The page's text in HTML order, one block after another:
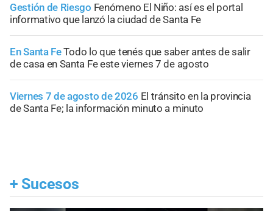
Gestión de Riesgo Fenómeno El Niño: así es el portal
informativo que lanzó la ciudad de Santa Fe
En Santa FeTodo lo que tenés que saber antes de salir
de casa en Santa Fe este viernes 7 de agosto
Viernes 7 de agosto de 2026 El tránsito en la provincia
de Santa Fe; la información minuto a minuto
+ Sucesos